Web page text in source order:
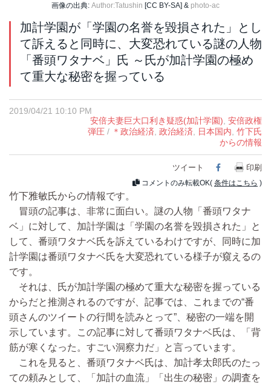
画像の出典: Author:Tatushin [CC BY-SA] & photo-ac
加計学園が「学園の名誉を毀損された」とし
て訴えると同時に、大変恐れている謎の人物
「番頭ワタナベ」氏 ～氏が加計学園の極め
て重大な秘密を握っている
2019/04/21 10:10 PM
安倍夫妻巨大口利き疑惑(加計学園), 安倍政権
弾圧 / ＊政治経済, 政治経済, 日本国内, 竹下氏
からの情報
ツイート Facebook
印刷
コメントのみ転載OK( 条件はこちら )
竹下雅敏氏からの情報です。
冒頭の記事は、非常に面白い。謎の人物「番頭ワタナ
ベ」に対して、加計学園は「学園の名誉を毀損された」と
して、番頭ワタナベ氏を訴えているわけですが、同時に加
計学園は番頭ワタナベ氏を大変恐れている様子が窺えるの
です。
それは、氏が加計学園の極めて重大な秘密を握っている
からだと推測されるのですが、記事では、これまでの“番
頭さんのツイートの行間を読みとって”、秘密の一端を開
示しています。この記事に対して番頭ワタナベ氏は、「背
筋が寒くなった。すごい洞察力だ」と言っています。
これを見ると、番頭ワタナベ氏は、加計孝太郎氏のたっ
ての頼みとして、「加計の血流」「出生の秘密」の調査を